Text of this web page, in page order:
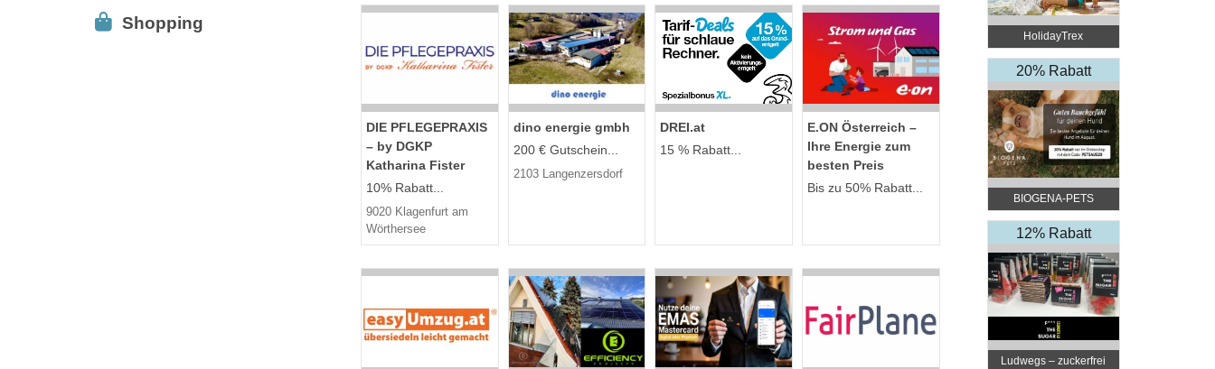
Shopping
DIE PFLEGEPRAXIS
– by DGKP
Katharina Fister
10% Rabatt...
9020 Klagenfurt am
Wörthersee
dino energie gmbh
200 € Gutschein...
2103 Langenzersdorf
DREI.at
15 % Rabatt...
E.ON Österreich –
Ihre Energie zum
besten Preis
Bis zu 50% Rabatt...
HolidayTrex
20% Rabatt
BIOGENA-PETS
12% Rabatt
Ludwegs – zuckerfrei